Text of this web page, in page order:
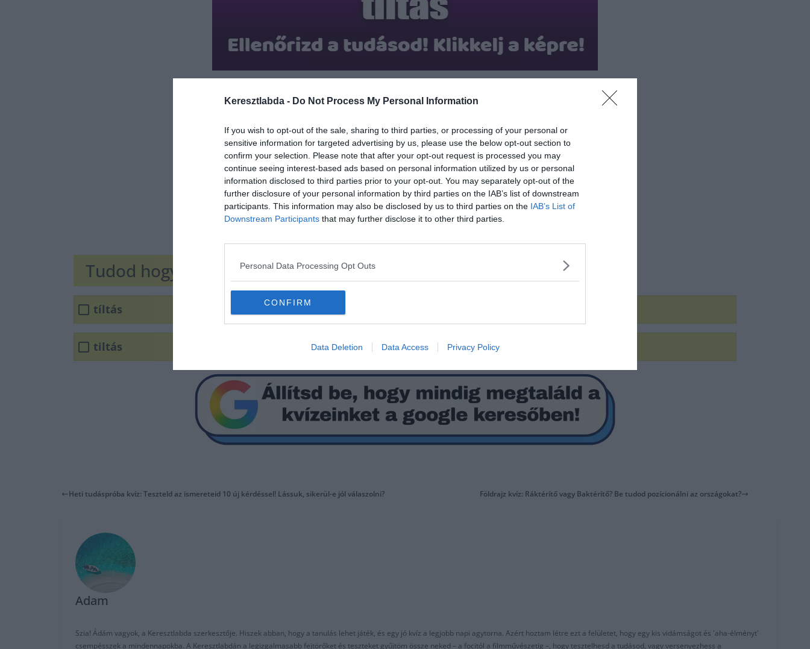
Keresztlabda - Do Not Process My Personal Information
If you wish to opt-out of the sale, sharing to third parties, or processing of your personal or
sensitive information for targeted advertising by us, please use the below opt-out section to
confirm your selection. Please note that after your opt-out request is processed you may
continue seeing interest-based ads based on personal information utilized by us or personal
information disclosed to third parties prior to your opt-out. You may separately opt-out of the
further disclosure of your personal information by third parties on the IAB’s list of downstream
participants. This information may also be disclosed by us to third parties on the IAB’s List of
Downstream Participants that may further disclose it to other third parties.
Personal Data Processing Opt Outs
CONFIRM
Data Deletion Data Access Privacy Policy
Hirdetés
Tudod hogyan írjuk helyesen?
tíltás
tiltás
Heti tudáspróba kvíz: Teszteld az ismereteid 10 új kérdéssel! Lássuk, sikerül-e jól válaszolni? Földrajz kvíz: Ráktérítő vagy Baktérítő? Be tudod pozícionálni az országokat?
Adam
Szia! Ádám vagyok, a Keresztlabda szerkesztője. Hiszek abban, hogy a tanulás lehet játék, és egy jó kvíz a legjobb napi agytorna. Azért hoztam létre ezt a felületet, hogy egy kis vidámságot és 'aha-élményt'
csempésszek a mindennapokba. A Keresztlabdán a legizgalmasabb fejtörőket és teszteket gyűjtöm össze neked – a focitól a filmművészetig –, hogy tesztelhesd a tudásod, vagy versenyezhess a